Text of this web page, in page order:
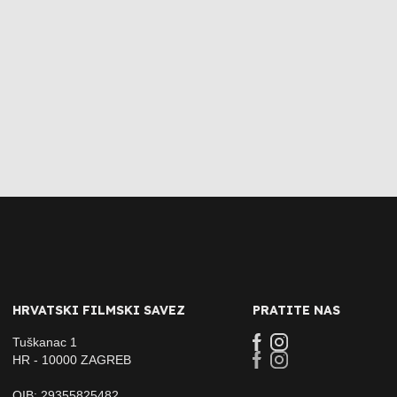
HRVATSKI FILMSKI SAVEZ
Tuškanac 1
HR - 10000 ZAGREB
PRATITE NAS